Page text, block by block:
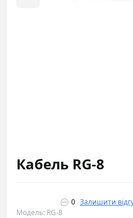
Кабель RG-8
0 Залишити
Модель: RG-8